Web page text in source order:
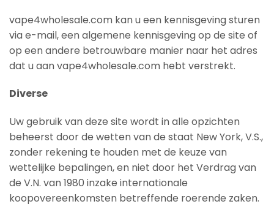
vape4wholesale.com kan u een kennisgeving sturen
via e-mail, een algemene kennisgeving op de site of
op een andere betrouwbare manier naar het adres
dat u aan vape4wholesale.com hebt verstrekt.
Diverse
Uw gebruik van deze site wordt in alle opzichten
beheerst door de wetten van de staat New York, V.S.,
zonder rekening te houden met de keuze van
wettelijke bepalingen, en niet door het Verdrag van
de V.N. van 1980 inzake internationale
koopovereenkomsten betreffende roerende zaken.